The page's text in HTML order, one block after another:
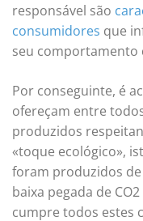
responsável são
consumidores que
seu comportamento
Por conseguinte, é
ofereçam entre
produzidos
«toque ecológico»,
foram produzidos
baixa pegada de
cumpre todos estes